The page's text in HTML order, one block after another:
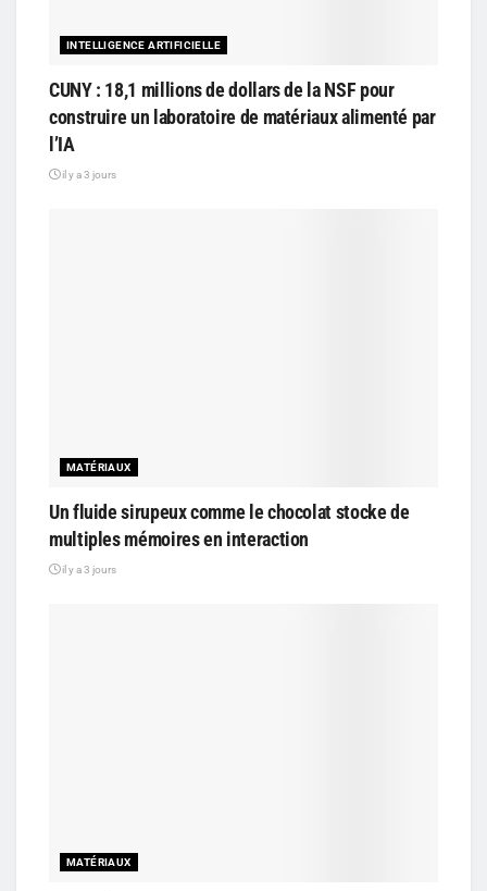
INTELLIGENCE ARTIFICIELLE
CUNY : 18,1 millions de dollars de la NSF pour
construire un laboratoire de matériaux alimenté par
l’IA
il y a 3 jours
MATÉRIAUX
Un fluide sirupeux comme le chocolat stocke de
multiples mémoires en interaction
il y a 3 jours
MATÉRIAUX